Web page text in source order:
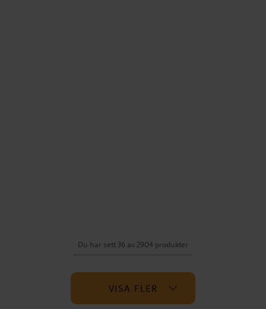
Du har sett 36 av 2904 produkter
VISA FLER